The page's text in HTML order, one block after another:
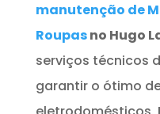
manutenção de
Roupasno Hugo
serviços técnicos
garantir o ótimo